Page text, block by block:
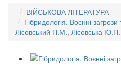
ВІЙСЬКОВА ЛІТЕРАТУРА
Гібридологія. Воєнні
Лісовський П.М., Лісовська